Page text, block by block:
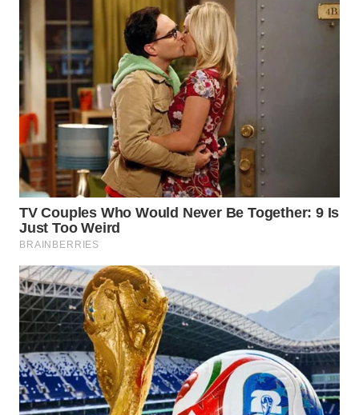
WN
TANJUNG
LESUNG
WN
KARO
WN
SIMALUNGUN
WN
LABUHANBATU
WN
TAPANULI
TENGAH
WN DELI
SERDANG